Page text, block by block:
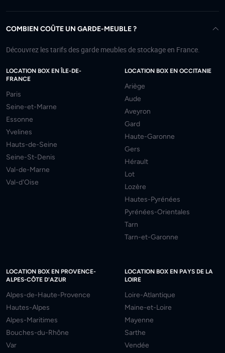
COMBIEN COÛTE UN GARDE-MEUBLE ?
Découvrez les tarifs des garde meubles de stockage en France.
LOCATION BOX EN ÎLE-DE-
FRANCE
Paris
Seine-et-Marne
Essonne
Yvelines
Hauts-de-Seine
Seine-St-Denis
Val-de-Marne
Val-d'Oise
LOCATION BOX EN OCCITANIE
Ariège
Aude
Aveyron
Gard
Haute-Garonne
Gers
Hérault
Lot
Lozère
Hautes-Pyrénées
Pyrénées-Orientales
Tarn
Tarn-et-Garonne
LOCATION BOX EN PROVENCE-
ALPES-CÔTE D'AZUR
Alpes-de-Haute-Provence
Hautes-Alpes
Alpes-Maritimes
Bouches-du-Rhône
Var
LOCATION BOX EN PAYS DE LA
LOIRE
Loire-Atlantique
Maine-et-Loire
Mayenne
Sarthe
Vendée